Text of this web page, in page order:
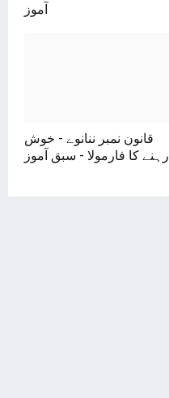
آموز
قانون نمبر ننانوے - خوش
رہنے کا فارمولا - سبق آموز